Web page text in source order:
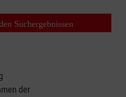
Suchergebnissen
der